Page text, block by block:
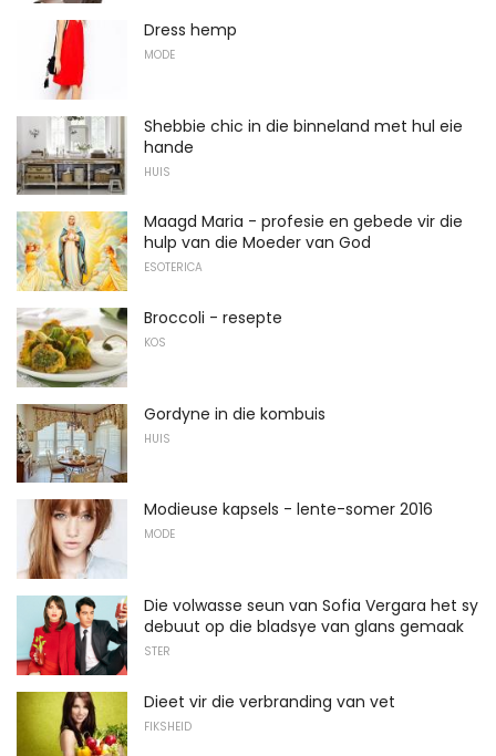
Dress hemp
MODE
Shebbie chic in die binneland met hul eie
hande
HUIS
Maagd Maria - profesie en gebede vir die
hulp van die Moeder van God
ESOTERICA
Broccoli - resepte
KOS
Gordyne in die kombuis
HUIS
Modieuse kapsels - lente-somer 2016
MODE
Die volwasse seun van Sofia Vergara het sy
debuut op die bladsye van glans gemaak
STER
Dieet vir die verbranding van vet
FIKSHEID